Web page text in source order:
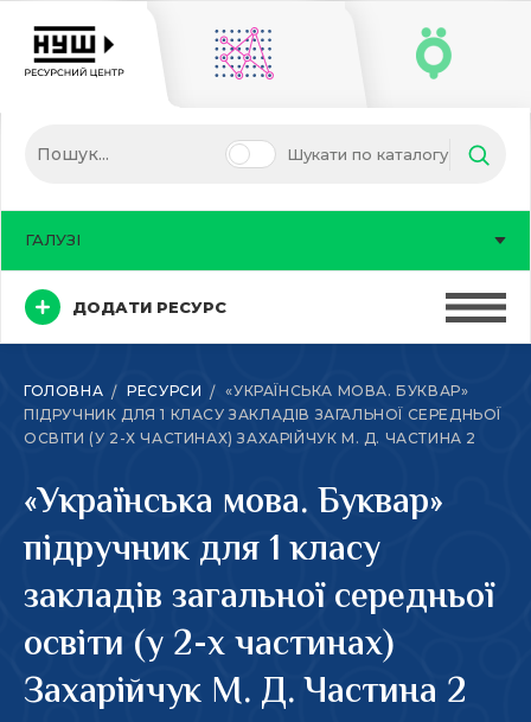
Шукати по каталогу
ДОДАТИ РЕСУРС
ГАЛУЗІ
ГОЛОВНА РЕСУРСИ
«УКРАЇНСЬКА МОВА. БУКВАР»
ПІДРУЧНИК ДЛЯ 1 КЛАСУ ЗАКЛАДІВ ЗАГАЛЬНОЇ СЕРЕДНЬОЇ
ОСВІТИ (У 2-Х ЧАСТИНАХ) ЗАХАРІЙЧУК М. Д. ЧАСТИНА 2
«Українська мова. Буквар»
підручник для 1 класу
закладів загальної середньої
освіти (у 2-х частинах)
Захарійчук М. Д. Частина 2